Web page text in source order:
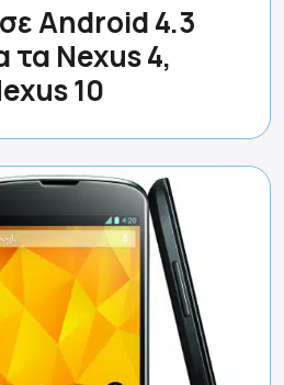
Android 4.3
τα Nexus 4,
10